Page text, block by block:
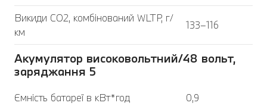
Викиди CO2, комбінований WLTP, г/
км
133–116
Акумулятор високовольтний/48 вольт,
заряджання 5
Ємність батареї в кВт*год 0,9